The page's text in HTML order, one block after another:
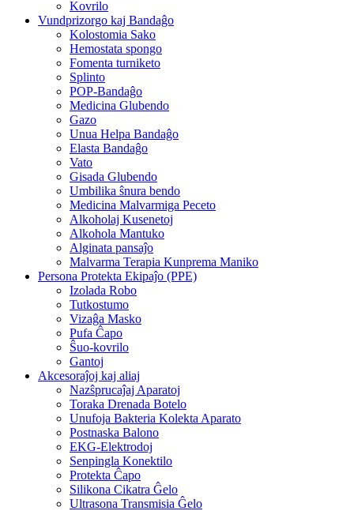
Kovrilo
Vundprizorgo kaj Bandaĝo
Kolostomia Sako
Hemostata spongo
Fomenta turniketo
Splinto
POP-Bandaĝo
Medicina Glubendo
Gazo
Unua Helpa Bandaĝo
Elasta Bandaĝo
Vato
Gisada Glubendo
Umbilika ŝnura bendo
Medicina Malvarmiga Peceto
Alkoholaj Kusenetoj
Alkohola Mantuko
Alginata pansaĵo
Malvarma Terapia Kunprema Maniko
Persona Protekta Ekipaĵo (PPE)
Izolada Robo
Tutkostumo
Vizaĝa Masko
Pufa Ĉapo
Ŝuo-kovrilo
Gantoj
Akcesoraĵoj kaj aliaj
Nazŝprucaĵaj Aparatoj
Toraka Drenada Botelo
Unufoja Bakteria Kolekta Aparato
Postnaska Balono
EKG-Elektrodoj
Senpingla Konektilo
Protekta Ĉapo
Silikona Cikatra Ĝelo
Ultrasona Transmisia Ĝelo